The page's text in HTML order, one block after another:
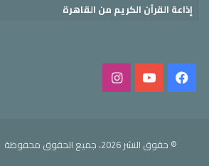
إذاعة القرآن الكريم من القاهرة
فيسبوك ‫YouTube
© حقوق النشر 2026، جميع الحقوق محفوظة |